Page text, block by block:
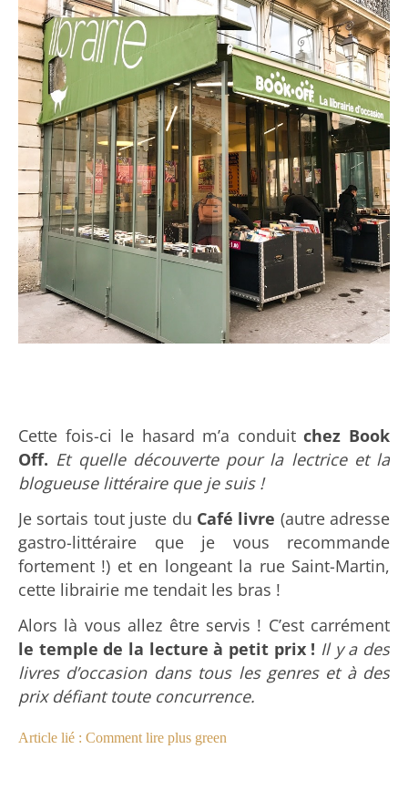
Cette fois-ci le hasard m’a conduit chez Book
Off. Et quelle découverte pour la lectrice et la
blogueuse littéraire que je suis !
Je sortais tout juste du Café livre (autre adresse
gastro-littéraire que je vous recommande
fortement !) et en longeant la rue Saint-Martin,
cette librairie me tendait les bras !
Alors là vous allez être servis ! C’est carrément
le temple de la lecture à petit prix ! Il y a des
livres d’occasion dans tous les genres et à des
prix défiant toute concurrence.
Article lié : Comment lire plus green